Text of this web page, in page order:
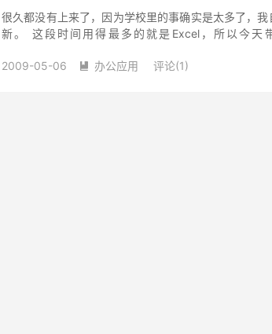
很久都没有上来了，因为学校里的事确实是太多了，
新。 这段时间用得最多的就是Excel，所以今天
2009-05-06  办公应用 评论(1)